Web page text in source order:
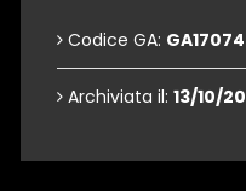
Codice GA:
Archiviata il: 13/10/